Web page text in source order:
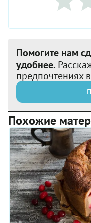
Помогите нам
удобнее.
предпочтениях
Похожие